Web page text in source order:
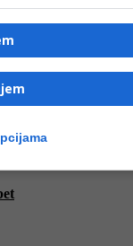
uspio u nakani